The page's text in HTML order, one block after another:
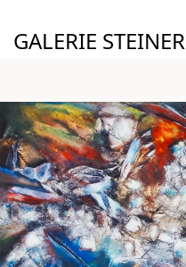
GALERIE STEINER